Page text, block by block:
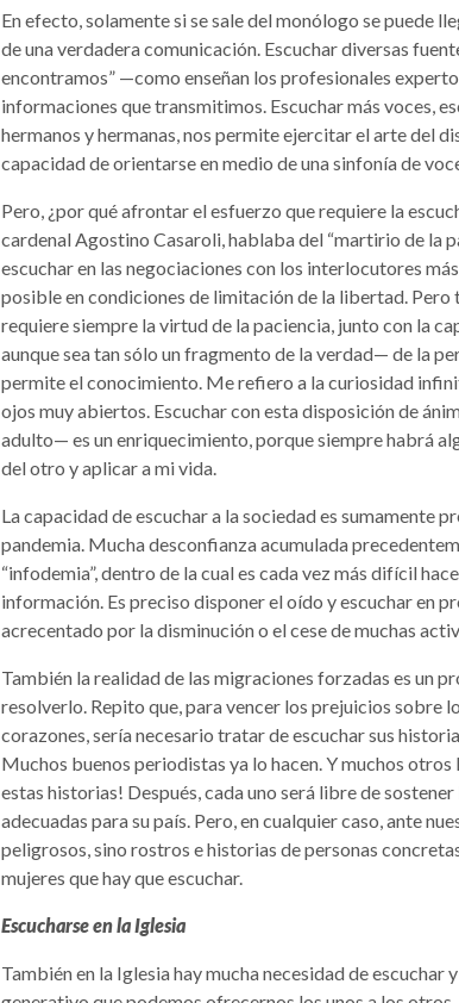
En efecto, solamente si se sale del monólogo se puede
de una verdadera comunicación. Escuchar diversas
encontramos” —como enseñan los profesionales
informaciones que transmitimos. Escuchar más voces,
hermanos y hermanas, nos permite ejercitar el arte del
capacidad de orientarse en medio de una sinfonía de
Pero, ¿por qué afrontar el esfuerzo que requiere la
cardenal Agostino Casaroli, hablaba del “martirio de la
escuchar en las negociaciones con los interlocutores
posible en condiciones de limitación de la libertad. Pero
requiere siempre la virtud de la paciencia, junto con la
aunque sea tan sólo un fragmento de la verdad— de la
permite el conocimiento. Me refiero a la curiosidad
ojos muy abiertos. Escuchar con esta disposición de
adulto— es un enriquecimiento, porque siempre habrá
del otro y aplicar a mi vida.
La capacidad de escuchar a la sociedad es sumamente
pandemia. Mucha desconfianza acumulada
“infodemia”, dentro de la cual es cada vez más difícil
información. Es preciso disponer el oído y escuchar en
acrecentado por la disminución o el cese de muchas
También la realidad de las migraciones forzadas es un
resolverlo. Repito que, para vencer los prejuicios sobre
corazones, sería necesario tratar de escuchar sus
Muchos buenos periodistas ya lo hacen. Y muchos
estas historias! Después, cada uno será libre de
adecuadas para su país. Pero, en cualquier caso, ante
peligrosos, sino rostros e historias de personas
mujeres que hay que escuchar.
Escucharse en la Iglesia
También en la Iglesia hay mucha necesidad de escuchar